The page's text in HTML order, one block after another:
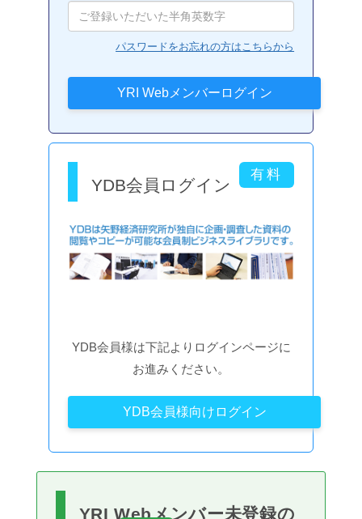
パスワードをお忘れの方はこちらから
YDB会員ログイン
YDB会員様は下記よりログインページに
お進みください。
YDB会員様向けログイン
YRI Webメンバー未登録の